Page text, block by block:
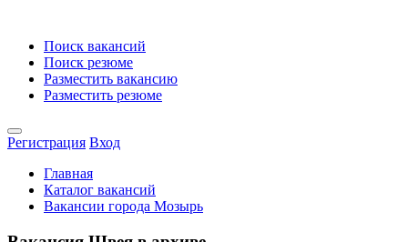
Поиск вакансий
Поиск резюме
Разместить вакансию
Разместить резюме
Регистрация Вход
Главная
Каталог вакансий
Вакансии города Мозырь